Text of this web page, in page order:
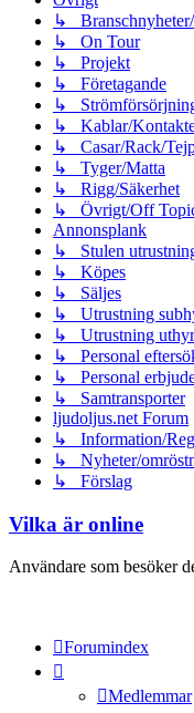
↳
↳ On Tour
↳ Projekt
↳ Företagande
↳
↳ Kablar/
↳ Casar/Rack/
↳ Tyger/Matta
↳ Rigg/Säkerhet
↳ Övrigt/Off
Annonsplank
↳ Stulen
↳ Köpes
↳ Säljes
↳ Utrustning
↳ Utrustning
↳ Personal
↳ Personal
↳ Samtransporter
ljudoljus.net Forum
↳ Information/
↳ Nyheter/
↳ Förslag
Vilka är online
Användare som besöker
Forumindex
Medlemmar